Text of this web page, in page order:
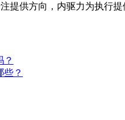
供方向，内驱力为执行提
？
些？